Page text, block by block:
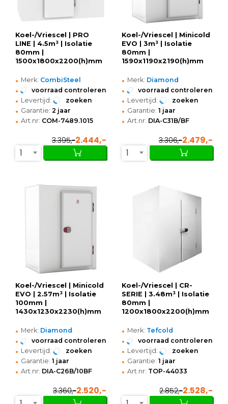
Koel-/Vriescel | PRO
LINE | 4.5m³ | Isolatie
80mm |
1500x1800x2200(h)mm
• Merk: CombiSteel
• voorraad controleren
• Levertijd: zoeken
• Garantie: 2 jaar
• Art.nr: COM-7489.1015
3.395,-2.444,-
1
Koel-/Vriescel | Minicold
EVO | 3m³ | Isolatie
80mm |
1590x1190x2190(h)mm
• Merk: Diamond
• voorraad controleren
• Levertijd: zoeken
• Garantie: 1 jaar
• Art.nr: DIA-C31B/BF
3.306,-2.479,-
1
Koel-/Vriescel | Minicold
EVO | 2.57m³ | Isolatie
100mm |
1430x1230x2230(h)mm
• Merk: Diamond
• voorraad controleren
• Levertijd: zoeken
• Garantie: 1 jaar
• Art.nr: DIA-C26B/10BF
3.360,-2.520,-
Koel-/Vriescel | CR-
SERIE | 3.48m³ | Isolatie
80mm |
1200x1800x2200(h)mm
• Merk: Tefcold
• voorraad controleren
• Levertijd: zoeken
• Garantie: 1 jaar
• Art.nr: TOP-44033
2.852,-2.528,-